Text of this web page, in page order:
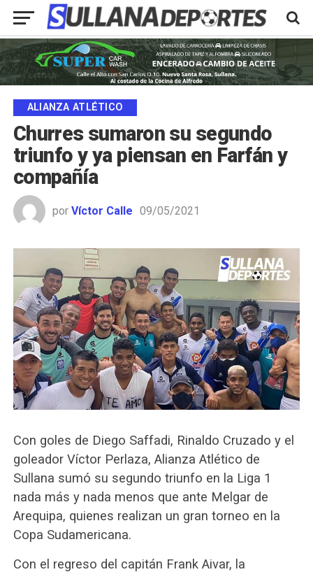
ALIANZA ATLÉTICO
Churres sumaron su segundo
triunfo y ya piensan en Farfán y
compañía
por Víctor Calle 09/05/2021
Con goles de Diego Saffadi, Rinaldo Cruzado y el
goleador Víctor Perlaza, Alianza Atlético de
Sullana sumó su segundo triunfo en la Liga 1
nada más y nada menos que ante Melgar de
Arequipa, quienes realizan un gran torneo en la
Copa Sudamericana.
Con el regreso del capitán Frank Aivar, la